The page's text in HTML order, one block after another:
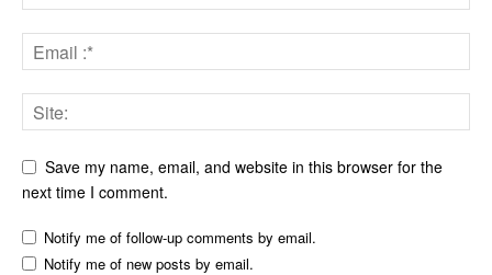
Save my name, email, and website in this browser for the
next time I comment.
Notify me of follow-up comments by email.
Notify me of new posts by email.